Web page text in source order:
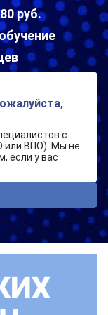
руб.
с
или ВПО). Мы не
если у вас